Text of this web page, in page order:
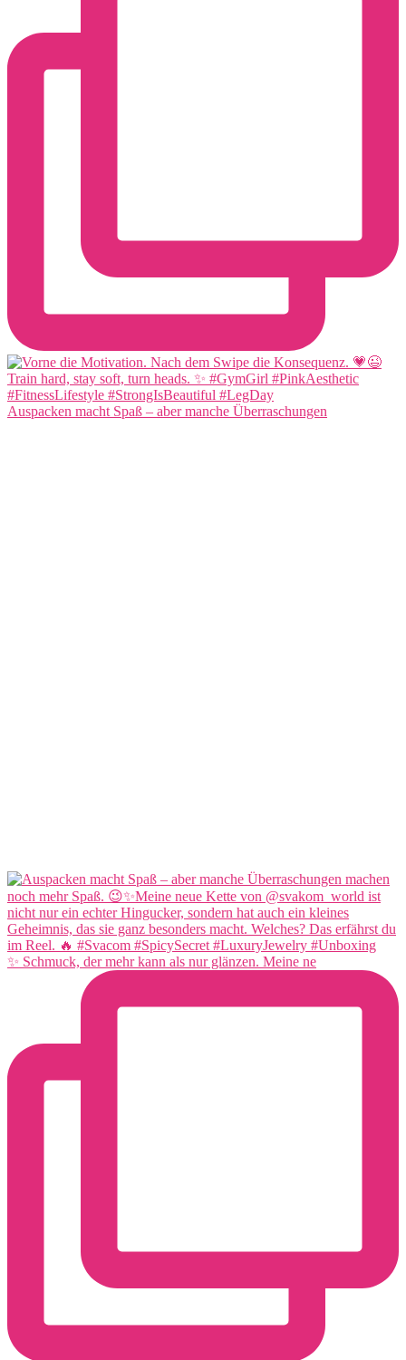
Auspacken macht Spaß – aber manche Überraschungen
✨ Schmuck, der mehr kann als nur glänzen. Meine ne